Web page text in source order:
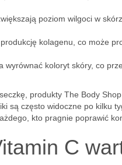
poziom wilgoci w
kolagenu, co może
wyrównać koloryt skóry, co
produkty The Body
są często widoczne po kilku
kto pragnie poprawić
C